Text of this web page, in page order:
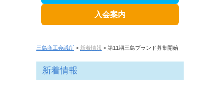
入会案内
三島商工会議所 > 新着情報 > 第11期三島ブランド募集開始
新着情報